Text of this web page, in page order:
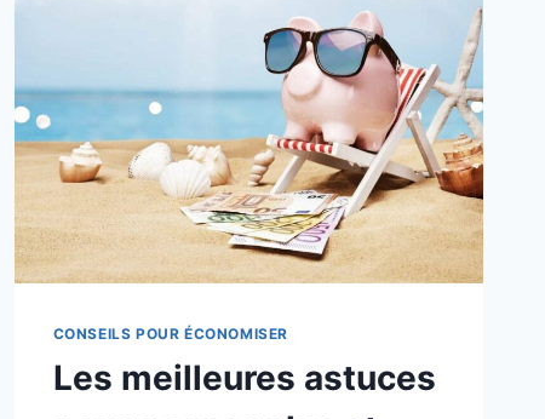
CONSEILS POUR ÉCONOMISER
Les meilleures astuces